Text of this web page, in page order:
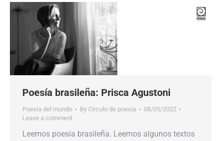
Poesía brasileña: Prisca Agustoni
Poesía del mundo By Círculo de poesía
08/05/2022
Leave a comment
Leemos poesía brasileña. Leemos algunos textos